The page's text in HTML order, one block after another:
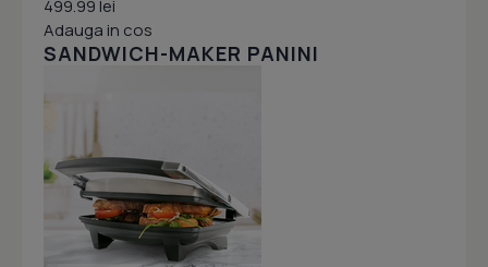
499.99 lei
Adauga in cos
SANDWICH-MAKER PANINI